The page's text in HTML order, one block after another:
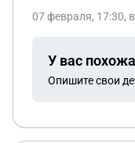
07 февраля, 17:30,
У вас
Опишите свои